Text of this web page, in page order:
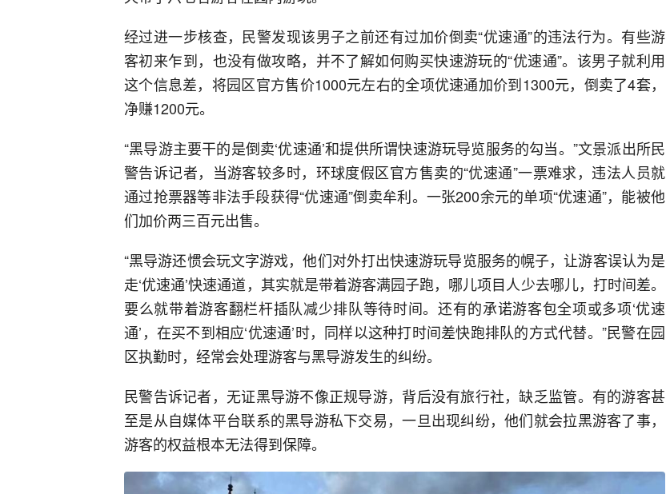
经过进一步核查，民警发现该男子之前还有过加价倒卖“优速通”的违法行为。有些游
客初来乍到，也没有做攻略，并不了解如何购买快速游玩的“优速通”。该男子就利用
这个信息差，将园区官方售价1000元左右的全项优速通加价到1300元，倒卖了4套，
净赚1200元。
“黑导游主要干的是倒卖‘优速通’和提供所谓快速游玩导览服务的勾当。”文景派出所民
警告诉记者，当游客较多时，环球度假区官方售卖的“优速通”一票难求，违法人员就
通过抢票器等非法手段获得“优速通”倒卖牟利。一张200余元的单项“优速通”，能被他
们加价两三百元出售。
“黑导游还惯会玩文字游戏，他们对外打出快速游玩导览服务的幌子，让游客误认为是
走‘优速通’快速通道，其实就是带着游客满园子跑，哪儿项目人少去哪儿，打时间差。
要么就带着游客翻栏杆插队减少排队等待时间。还有的承诺游客包全项或多项‘优速
通’，在买不到相应‘优速通’时，同样以这种打时间差快跑排队的方式代替。”民警在园
区执勤时，经常会处理游客与黑导游发生的纠纷。
民警告诉记者，无证黑导游不像正规导游，背后没有旅行社，缺乏监管。有的游客甚
至是从自媒体平台联系的黑导游私下交易，一旦出现纠纷，他们就会拉黑游客了事，
游客的权益根本无法得到保障。